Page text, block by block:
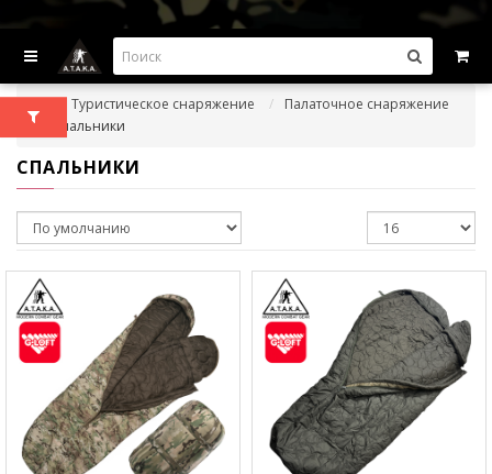
ВЫГОДНЫЕ ПРЕДЛОЖЕНИЯ — СКИДКИ ДО -45%
Туристическое снаряжение
Палаточное снаряжение
Спальники
СПАЛЬНИКИ